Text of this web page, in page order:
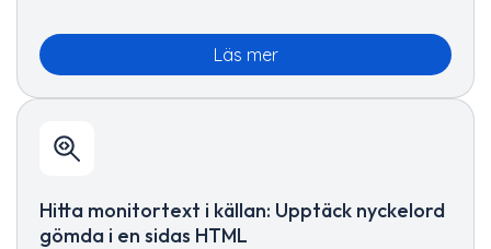
Läs mer
Hitta monitortext i källan: Upptäck nyckelord
gömda i en sidas HTML